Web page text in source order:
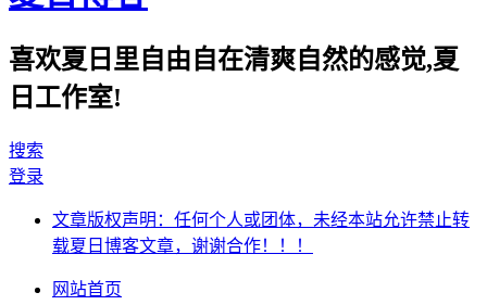
喜欢夏日里自由自在清爽自然的感觉,夏
日工作室!
搜索
登录
文章版权声明：任何个人或团体，未经本站允许禁止转
载夏日博客文章，谢谢合作！！！
网站首页